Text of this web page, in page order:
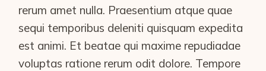
rerum amet nulla. Praesentium atque quae
sequi temporibus deleniti quisquam expedita
est animi. Et beatae qui maxime repudiadae
voluptas ratione rerum odit dolore. Tempore